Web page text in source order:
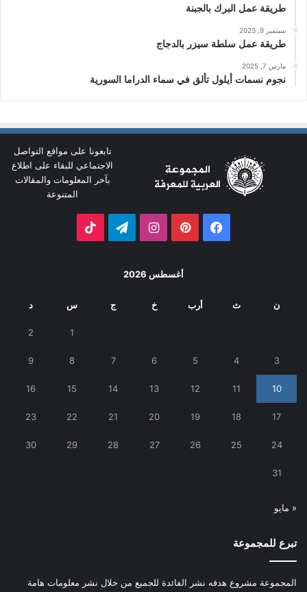
طريقة عمل البرك بالجبنة
سبتمبر 9, 2023
طريقة عمل سلطة سيزر بالدجاج
مارس 7, 2025
نجوم نسمات أيلول تألق في سماء الدراما السورية
تابعونا على مواقع التواصل
الاجتماعي للبقاء على اطلاع
بآخر المعلومات والمقالات
المتنوعة
فيسبوكبينتيريستانستقرامتيلقرام
أغسطس 2026
ن ث أرب خ ج س د
1
2
3
4
5
6
7
8
9
10
11
12
13
14
15
16
17
18
19
20
21
22
23
24
25
26
27
28
29
30
31
« مايو
تبرع للمجموعة
المجموعة مشروع هدفه نشر الفائدة للجميع من خلال نشر معلومات هامة